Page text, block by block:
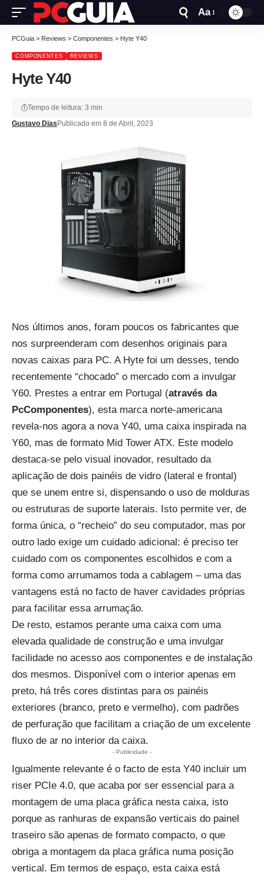
Aa
PCGuia > Reviews > Componentes > Hyte Y40
COMPONENTES REVIEWS
Hyte Y40
Gustavo Dias Publicado em 8 de Abril, 2023
Tempo de leitura: 3 min
Nos últimos anos, foram poucos os fabricantes que
nos surpreenderam com desenhos originais para
novas caixas para PC. A Hyte foi um desses, tendo
recentemente “chocado” o mercado com a invulgar
Y60. Prestes a entrar em Portugal (através da
PcComponentes), esta marca norte-americana
revela-nos agora a nova Y40, uma caixa inspirada na
Y60, mas de formato Mid Tower ATX. Este modelo
destaca-se pelo visual inovador, resultado da
aplicação de dois painéis de vidro (lateral e frontal)
que se unem entre si, dispensando o uso de molduras
ou estruturas de suporte laterais. Isto permite ver, de
forma única, o “recheio” do seu computador, mas por
outro lado exige um cuidado adicional: é preciso ter
cuidado com os componentes escolhidos e com a
forma como arrumamos toda a cablagem – uma das
vantagens está no facto de haver cavidades próprias
para facilitar essa arrumação.
De resto, estamos perante uma caixa com uma
elevada qualidade de construção e uma invulgar
facilidade no acesso aos componentes e de instalação
dos mesmos. Disponível com o interior apenas em
preto, há três cores distintas para os painéis
exteriores (branco, preto e vermelho), com padrões
de perfuração que facilitam a criação de um excelente
fluxo de ar no interior da caixa.
- Publicidade -
Igualmente relevante é o facto de esta Y40 incluir um
riser PCIe 4.0, que acaba por ser essencial para a
montagem de uma placa gráfica nesta caixa, isto
porque as ranhuras de expansão verticais do painel
traseiro são apenas de formato compacto, o que
obriga a montagem da placa gráfica numa posição
vertical. Em termos de espaço, esta caixa está